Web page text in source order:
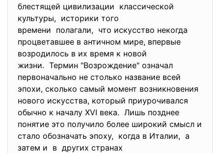
блестящей цивилизации классической
культуры, историки того
времени полагали, что искусство некогда
процветавшее в античном мире, впервые
возродилось в их время к новой
жизни. Термин "Возрождение" означал
первоначально не столько название всей
эпохи, сколько самый момент возникновения
нового искусства, который приурочивался
обычно к началу XVI века. Лишь позднее
понятие это получило более широкий смысл и
стало обозначать эпоху, когда в Италии, а
затем и в других странах